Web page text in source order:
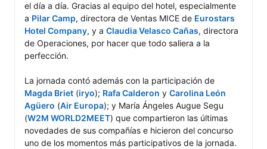
el día a día. Gracias al equipo del hotel, especialmente
a Pilar Camp, directora de Ventas MICE de Eurostars
Hotel Company, y a Claudia Velasco Cañas, directora
de Operaciones, por hacer que todo saliera a la
perfección.
Magda Briet (iryo); Rafa Calderon y Carolina León
Agüero (Air Europa); y María Ángeles Augue Segu
(W2M WORLD2MEET) que compartieron las últimas
novedades de sus compañías e hicieron del concurso
uno de los momentos más participativos de la jornada.